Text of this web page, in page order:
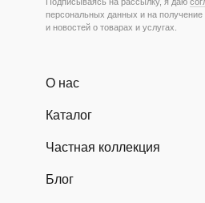
персональных данных и на
и новостей о товарах и услугах.
Каталог
О нас
Блог
Частная коллекция